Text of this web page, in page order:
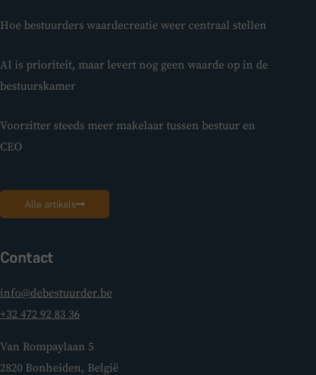
Hoe bestuurders waardecreatie weer centraal stellen
AI is prioriteit, maar levert nog geen waarde op in de
bestuurskamer
Voorzitter steeds meer makelaar tussen bestuur en
CEO
Alle artikels
Contact
info@debestuurder.be
+32 472 92 83 36
Van Rompaylaan 5
2820 Bonheiden, België